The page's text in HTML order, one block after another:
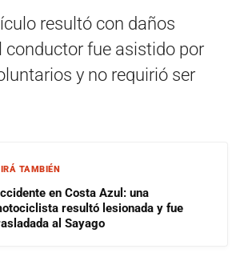
resultó con daños
conductor fue asistido por
y no requirió ser
TAMBIÉN
en Costa Azul: una
resultó lesionada y fue
al Sayago